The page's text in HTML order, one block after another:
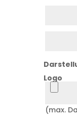
Logo
Logo
(max.